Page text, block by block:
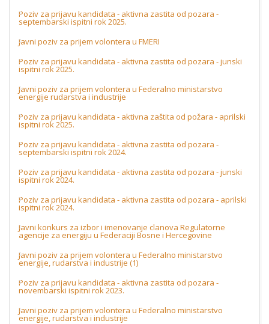
Poziv za prijavu kandidata - aktivna zastita od pozara -
septembarski ispitni rok 2025.
Javni poziv za prijem volontera u FMERI
Poziv za prijavu kandidata - aktivna zastita od pozara - junski
ispitni rok 2025.
Javni poziv za prijem volontera u Federalno ministarstvo
energije rudarstva i industrije
Poziv za prijavu kandidata - aktivna zaštita od požara - aprilski
ispitni rok 2025.
Poziv za prijavu kandidata - aktivna zastita od pozara -
septembarski ispitni rok 2024.
Poziv za prijavu kandidata - aktivna zastita od pozara - junski
ispitni rok 2024.
Poziv za prijavu kandidata - aktivna zastita od pozara - aprilski
ispitni rok 2024.
Javni konkurs za izbor i imenovanje clanova Regulatorne
agencije za energiju u Federaciji Bosne i Hercegovine
Javni poziv za prijem volontera u Federalno ministarstvo
energije, rudarstva i industrije (1)
Poziv za prijavu kandidata - aktivna zastita od pozara -
novembarski ispitni rok 2023.
Javni poziv za prijem volontera u Federalno ministarstvo
energije, rudarstva i industrije